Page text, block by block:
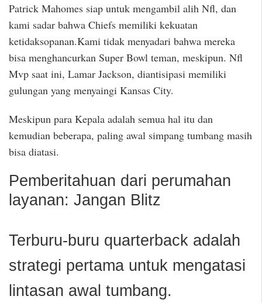
Patrick Mahomes siap untuk mengambil alih Nfl, dan
kami sadar bahwa Chiefs memiliki kekuatan
ketidaksopanan.Kami tidak menyadari bahwa mereka
bisa menghancurkan Super Bowl teman, meskipun. Nfl
Mvp saat ini, Lamar Jackson, diantisipasi memiliki
gulungan yang menyaingi Kansas City.
Meskipun para Kepala adalah semua hal itu dan
kemudian beberapa, paling awal simpang tumbang masih
bisa diatasi.
Pemberitahuan dari perumahan
layanan: Jangan Blitz
Terburu-buru quarterback adalah
strategi pertama untuk mengatasi
lintasan awal tumbang.